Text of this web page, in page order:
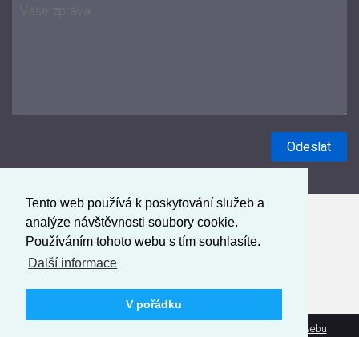
Tento web používá k poskytování služeb a
analýze návštěvnosti soubory cookie.
Používáním tohoto webu s tím souhlasíte.
Další informace
V pořádku
Administrace webu